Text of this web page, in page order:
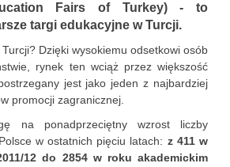
Fairs of Turkey) - to
targi edukacyjne w Turcji.
Dzięki wysokiemu odsetkowi osób
rynek ten wciąż przez większość
jest jako jeden z najbardziej
promocji zagranicznej.
na ponadprzeciętny wzrost liczby
w ostatnich pięciu latach: z 411 w
12 do 2854 w roku akademickim